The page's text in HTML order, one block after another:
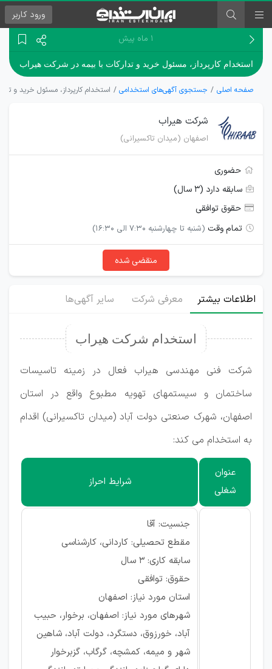
ورود کاربر
۱ ماه پیش
استخدام کارپرداز، مسئول خرید و تدارکات با بیمه در شرکت هیراب
صفحه اصلی جستجوی آگهی‌های استخدامی استخدام کارپرداز، مسئول خرید و
شرکت هیراب
اصفهان (میدان تاکسیرانی)
حضوری
سابقه دارد (۳ سال)
حقوق توافقی
تمام وقت (شنبه تا چهارشنبه 7:30 الی 16:30)
منقضی شده
اطلاعات بیشتر معرفی شرکت سایر آگهی‌ها
استخدام شرکت هیراب
شرکت فنی مهندسی هیراب فعال در زمینه تاسیسات
ساختمان و سیستمهای تهویه مطبوع واقع در استان
اصفهان، شهرک صنعتی دولت آباد (میدان تاکسیرانی) اقدام
به استخدام می کند:
عنوان
شغلی
شرایط احراز
جنسیت: آقا
مقطع تحصیلی: کاردانی، کارشناسی
سابقه کاری: ۳ سال
حقوق: توافقی
استان مورد نیاز: اصفهان
شهرهای مورد نیاز: اصفهان، برخوار، حبیب
آباد، خورزوق، دستگرد، دولت آباد، شاهین
شهر و میمه، کمشچه، گرگاب، گزبرخوار